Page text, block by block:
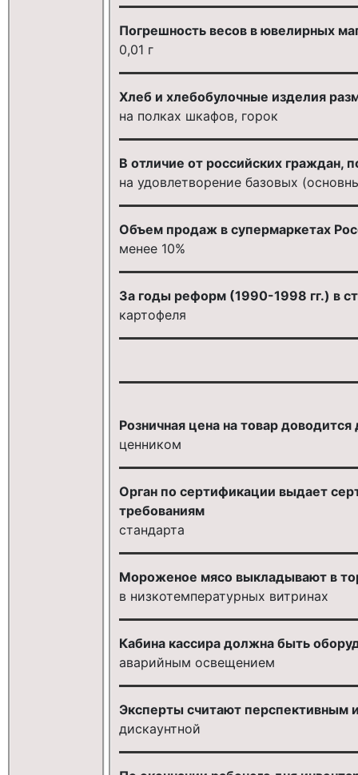
Погрешность весов в ювелирных
0,01 г
Хлеб и хлебобулочные изделия
на полках шкафов, горок
В отличие от российских граждан,
на удовлетворение базовых
Объем продаж в супермаркетах
менее 10%
За годы реформ (1990-1998 гг.) в
картофеля
Розничная цена на товар доводится
ценником
Орган по сертификации выдает
требованиям
стандарта
Мороженое мясо выкладывают в
в низкотемпературных витринах
Кабина кассира должна быть
аварийным освещением
Эксперты считают перспективным
дискаунтной